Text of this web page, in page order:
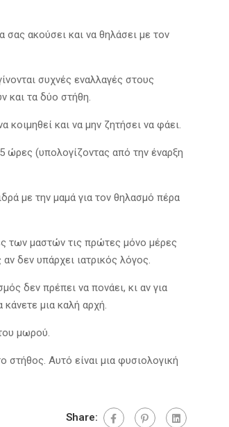
ακούσει και να θηλάσει με τον
συχνές εναλλαγές στους
και τα δύο στήθη.
και να μην ζητήσει να φάει.
ώρες (υπολογίζοντας από την έναρξη
με την μαμά για τον θηλασμό πέρα
των μαστών τις πρώτες μόνο μέρες
δεν υπάρχει ιατρικός λόγος.
δεν πρέπει να πονάει, κι αν για
μια καλή αρχή.
μωρού.
στήθος. Αυτό είναι μια φυσιολογική
Share: